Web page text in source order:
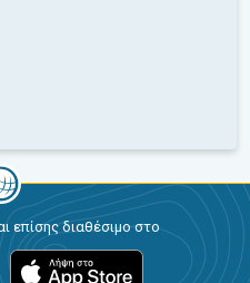
επίσης διαθέσιμο στο